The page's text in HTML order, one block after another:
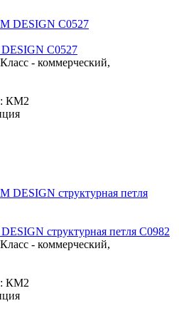
C0527
- коммерческий,
КМ2
структурная петля C0982
- коммерческий,
КМ2